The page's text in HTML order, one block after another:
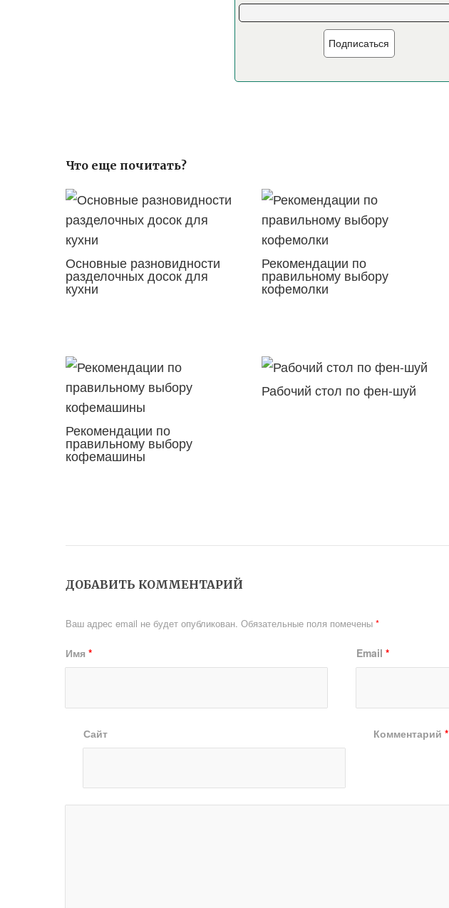
Подписаться
Что еще почитать?
Основные разновидности
разделочных досок для
кухни
Рекомендации по
правильному выбору
кофемолки
Рекомендации по
правильному выбору
кофемашины
Рабочий стол по фен-шуй
ДОБАВИТЬ КОММЕНТАРИЙ
Ваш адрес email не будет опубликован. Обязательные поля помечены *
Имя * Email *
Сайт Комментарий*